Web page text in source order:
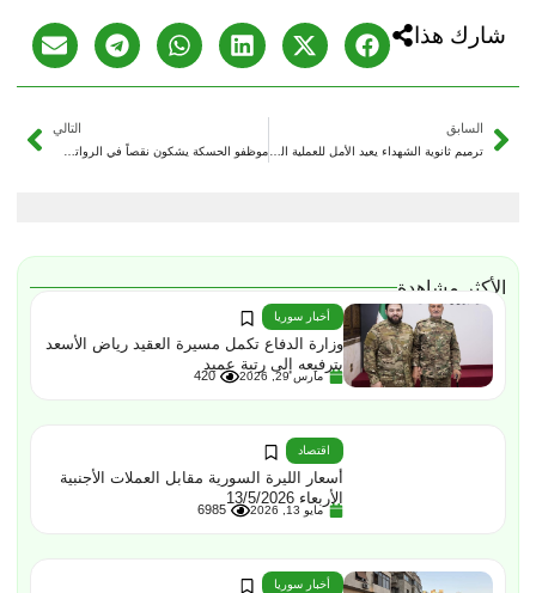
شارك هذا
السابق
ترميم ثانوية الشهداء يعيد الأمل للعملية التعليمية في الميادين
التالي
موظفو الحسكة يشكون نقصاً في الرواتب وفئات نقدية قديمة
الأكثر مشاهدة
أخبار سوريا
وزارة الدفاع تكمل مسيرة العقيد رياض الأسعد
بترفيعه إلى رتبة عميد
مارس 29, 2026 420
اقتصاد
أسعار الليرة السورية مقابل العملات الأجنبية
الأربعاء 13/5/2026
مايو 13, 2026 6985
أخبار سوريا